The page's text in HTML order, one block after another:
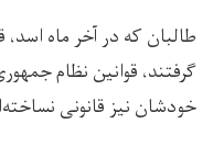
طالبان که در آخر ماه
گرفتند، قوانین نظام
خودشان نیز قانونی